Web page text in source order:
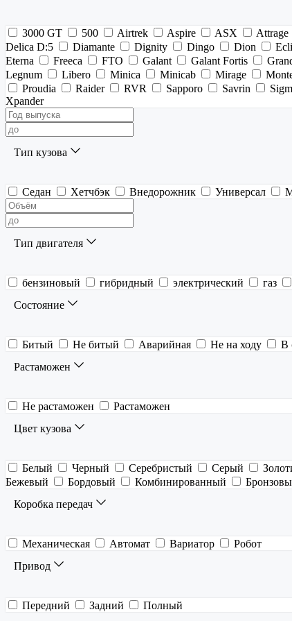
3000 GT 500 Airtrek Aspire ASX Attrage
Delica D:5
Diamante Dignity Dingo Dion
Eterna
Freeca FTO Galant Galant Fortis
Legnum
Libero Minica Minicab Mirage
Proudia
Raider RVR Sapporo Savrin
Xpander
Тип кузова
Седан Хетчбэк Внедорожник Универсал
Тип двигателя
бензиновый гибридный электрический газ
Состояние
Битый Не битый Аварийная Не на ходу В
Растаможен
Не растаможен
Растаможен
Цвет кузова
Белый Черный Серебристый Серый
Бежевый
Бордовый Комбинированный
Коробка передач
Механическая Автомат Вариатор
Робот
Привод
Передний Задний
Полный